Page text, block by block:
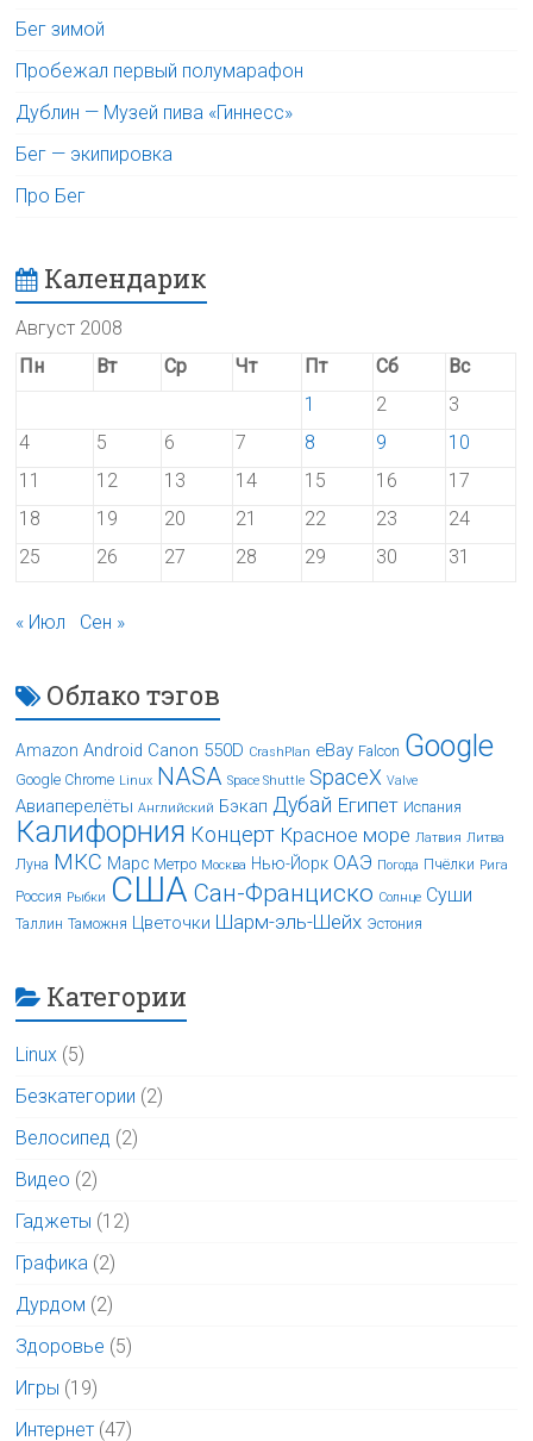
Бег зимой
Пробежал первый полумарафон
Дублин — Музей пива «Гиннесс»
Бег — экипировка
Про Бег
Календарик
Август 2008
Пн
Вт Ср Чт Пт Сб
Вс
1
2
3
4
5 6 7 8 9
10
11
12 13 14 15 16
17
18
19 20 21 22 23
24
25
26 27 28 29 30 31
« Июл Сен »
Облако тэгов
Amazon Android Canon 550D CrashPlan eBay Falcon Google
Google Chrome Linux NASA Space Shuttle SpaceX Valve
Авиаперелёты Английский Бэкап Дубай Египет Испания
Калифорния Концерт Красное море Латвия Литва
Луна МКС Марс Метро Москва Нью-Йорк ОАЭ Погода Пчёлки Рига
Россия Рыбки США Сан-Франциско Солнце Суши
Таллин Таможня Цветочки Шарм-эль-Шейх Эстония
Категории
Linux (5)
Безкатегории (2)
Велосипед (2)
Видео (2)
Гаджеты (12)
Графика (2)
Дурдом (2)
Здоровье (5)
Игры (19)
Интернет (47)